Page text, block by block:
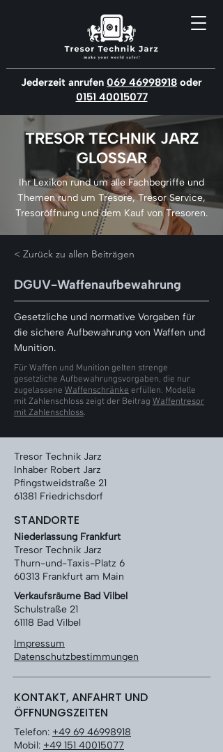
Jederzeit anrufen 069 46998918 oder
0151 40015077
TRESOR TECHNIK JARZ
GLOSSAR
Ihr Lexikon rund um alle Fachbegriffe und
Themen rund um Tresore, Tresor Service,
Tresoröffnung und dem Kauf von Tresoren.
< Zurück zu allen Beiträgen
DGUV-Waffenaufbewahrung
Gesetzliche und normative Vorgaben für
die sichere Aufbewahrung von Waffen und
Munition.
Für Waffen und Munition gelten strenge
gesetzliche Aufbewahrungsvorgaben, die nur
zugelassene Waffenschränke erfüllen. Modelle
mit Zahlenschloss zeigt der Beitrag Waffentresor
mit Zahlenschloss.
Tresor Technik Jarz
Inhaber Robert Jarz
Pfingstweidstraße 21
61381 Friedrichsdorf
STANDORTE
Niederlassung Frankfurt
Tresor Technik Jarz
Thurn-und-Taxis-Platz 6
60313 Frankfurt am Main
Verkaufsräume Bad Vilbel
Schulstraße 21
61118 Bad Vilbel
Impressum
Datenschutzbestimmungen
KONTAKT, ANFAHRT UND
ÖFFNUNGSZEITEN
Telefon: +49 69 46998918
Mobil: +49 151 40015077